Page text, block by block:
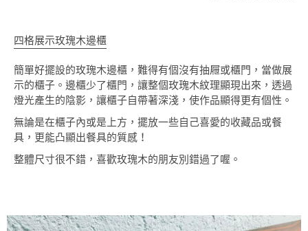
四格展示玫瑰木邊櫃
簡單好擺設的玫瑰木邊櫃，難得有個沒有抽屜或櫃門，當做展
示的櫃子。邊櫃少了櫃門，讓整個玫瑰木紋理顯現出來，透過
燈光產生的陰影，讓櫃子自帶著深淺，使作品顯得更有個性。
無論是在櫃子內或是上方，擺放一些自己喜愛的收藏品或餐
具，更能凸顯出餐具的質感！
整體尺寸很不錯，喜歡玫瑰木的朋友別錯過了喔。